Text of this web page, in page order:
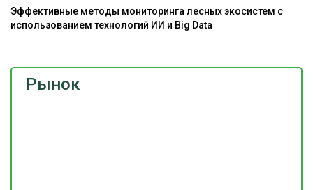
Рынок
Эффективные методы мониторинга лесных экосистем с
использованием технологий ИИ и Big Data